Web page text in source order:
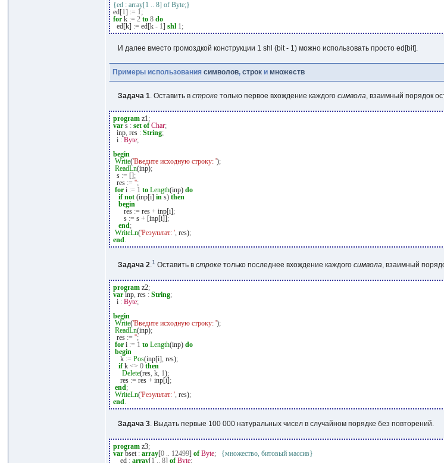
{ed : array[1 .. 8] of Byte;}
ed[1] := 1;
for k := 2 to 8 do
ed[k] := ed[k- 1]shl 1;
И далее вместо громоздкой конструкции 1 shl (bit - 1) можно использовать простоed[bit].
Примеры использованиясимволов,строк имножеств
Задача 1. Оставить встроке только первое вхождение каждогосимвола, взаимный порядок
program z1;
var s : set of Char;
inp, res : String;
i : Byte;
begin
Write('Введите исходную строку: ');
ReadLn(inp);
s := [];
res := '';
for i := 1 to Length(inp)do
if not (inp[i]in s)then
begin
res := res+ inp[i];
s := s+ [inp[i]];
end;
WriteLn('Результат: ', res);
end.
Задача 2.1 Оставить встроке только последнее вхождение каждогосимвола, взаимный
program z2;
var inp, res : String;
i : Byte;
begin
Write('Введите исходную строку: ');
ReadLn(inp);
res := '';
for i := 1 to Length(inp)do
begin
k := Pos(inp[i], res);
ifk<> 0 then
Delete(res, k, 1);
res := res+ inp[i];
end;
WriteLn('Результат: ', res);
end.
Задача 3. Выдать первые 100 000 натуральных чисел в случайном порядке без повторений.
program z3;
var bset : array[0 .. 12499]of Byte;
{множество, битовый массив}
ed : array[1 .. 8]of Byte;